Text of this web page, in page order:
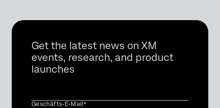
Get the latest news on XM
events, research, and product
launches
Geschäfts-E-Mail*